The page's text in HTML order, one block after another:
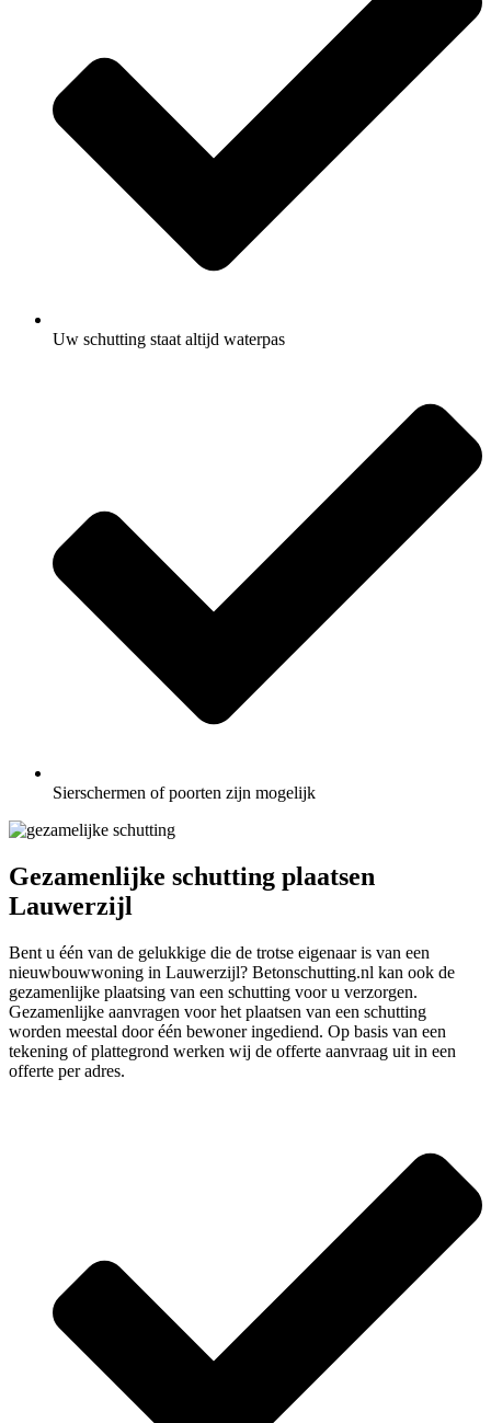
Uw schutting staat altijd waterpas
Sierschermen of poorten zijn mogelijk
Gezamenlijke schutting plaatsen
Lauwerzijl
Bent u één van de gelukkige die de trotse eigenaar is van een
nieuwbouwwoning in Lauwerzijl? Betonschutting.nl kan ook de
gezamenlijke plaatsing van een schutting voor u verzorgen.
Gezamenlijke aanvragen voor het plaatsen van een schutting
worden meestal door één bewoner ingediend. Op basis van een
tekening of plattegrond werken wij de offerte aanvraag uit in een
offerte per adres.